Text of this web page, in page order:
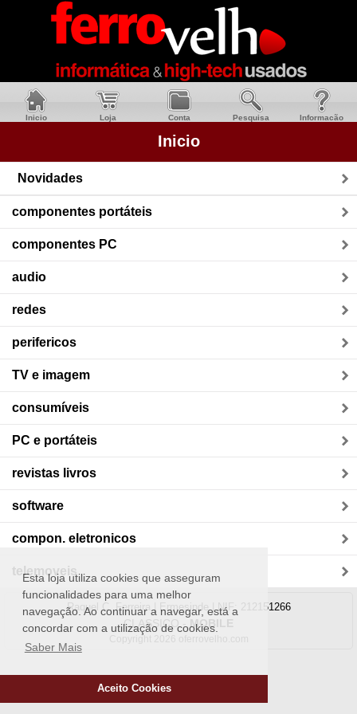
Esta loja utiliza cookies que asseguram
funcionalidades para uma melhor
navegação. Ao continuar a navegar, está a
concordar com a utilização de cookies.
Saber Mais
Aceito Cookies
Inicio Loja Conta Pesquisa Informacão
Inicio
Novidades
componentes portáteis
componentes PC
audio
redes
perifericos
TV e imagem
consumíveis
PC e portáteis
revistas livros
software
compon. eletronicos
telemoveis
Raquel C. Ferreira | Ermesinde | NIF: 212151266
CLASSICO - MOBILE
Copyright 2026 oferrovelho.com